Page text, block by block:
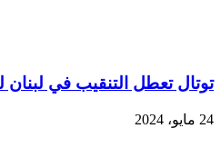
توتال تعطل التنقيب في
24 مايو، 2024